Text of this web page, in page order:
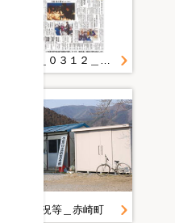
被害状況等＿赤崎町